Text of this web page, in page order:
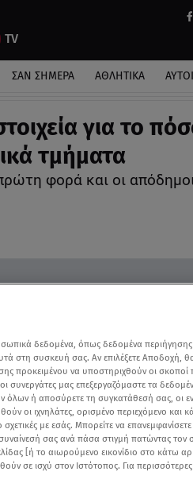
ΣΑΝ ΣΗΜΕΡΑ ΑΘΛΗΤΙΚΑ
για το
τμήματα
φορά και οι
δεδομένα, όπως δεδομένα
στη συσκευή σας. Αν επιλέξετε Αποδοχή,
προκειμένου να υποστηριχθούν οι σκοποί
συνεργάτες μας επεξεργαζόμαστε τα
όλων ή αποσύρετε τη συγκατάθεσή σας, οι
οι ιχνηλάτες, ορισμένο περιεχόμενο και
σχετικές με εσάς. Μπορείτε να
σας ανά πάσα στιγμή πατώντας τον
[ή το αιωρούμενο εικονίδιο στο κάτω
σε ισχύ στον Ιστότοπος. Για